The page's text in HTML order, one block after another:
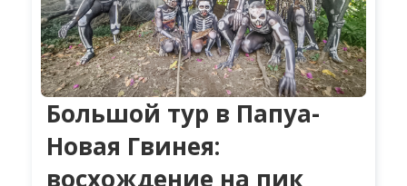
Большой тур в Папуа-
Новая Гвинея:
восхождение на пик